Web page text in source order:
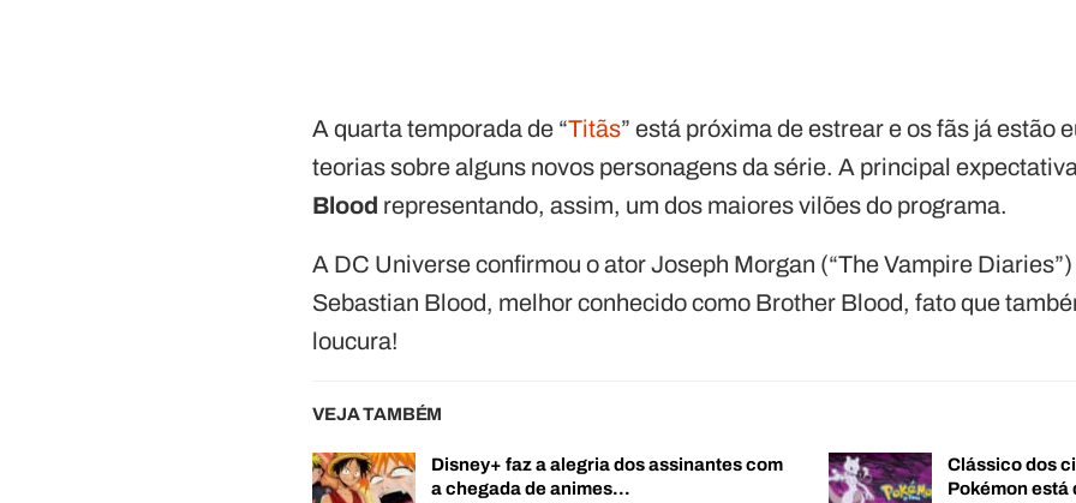
A quarta temporada de “Titãs” está próxima de estrear e os fãs já estão
teorias sobre alguns novos personagens da série. A principal
Blood representando, assim, um dos maiores vilões do programa.
A DC Universe confirmou o ator Joseph Morgan (“The Vampire
Sebastian Blood, melhor conhecido como Brother Blood, fato que
loucura!
VEJA TAMBÉM
Disney+ faz a alegria dos assinantes com
a chegada de animes…
Clássico dos
Pokémon